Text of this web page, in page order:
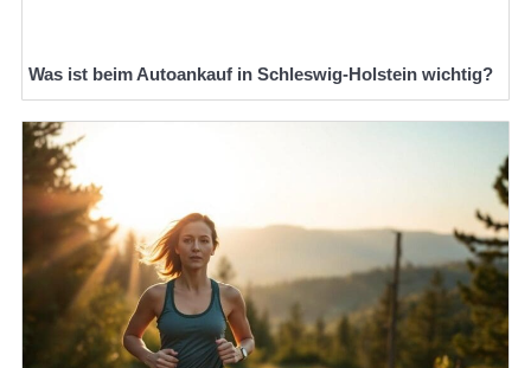
Was ist beim Autoankauf in Schleswig-Holstein wichtig?